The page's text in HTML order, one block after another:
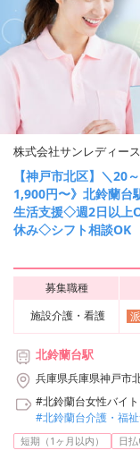
株式会社サンレディース
【神戸市北区】＼20
1,900円〜》北鈴蘭台
生活支援◇週2日以上
休み◇シフト相談OK
募集職種
施設介護・看護
北鈴蘭台駅
兵庫県兵庫県神戸市
#北鈴蘭台女性バイ
#北鈴蘭台介護・福
短期（1ヶ月以内） 日